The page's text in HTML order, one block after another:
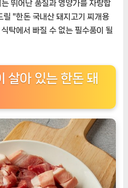
뛰어난 품질과 영양가를 자랑합
릴 "한돈 국내산 돼지고기 찌개용
에서 빠질 수 없는 필수품이 될
살아 있는 한돈 돼